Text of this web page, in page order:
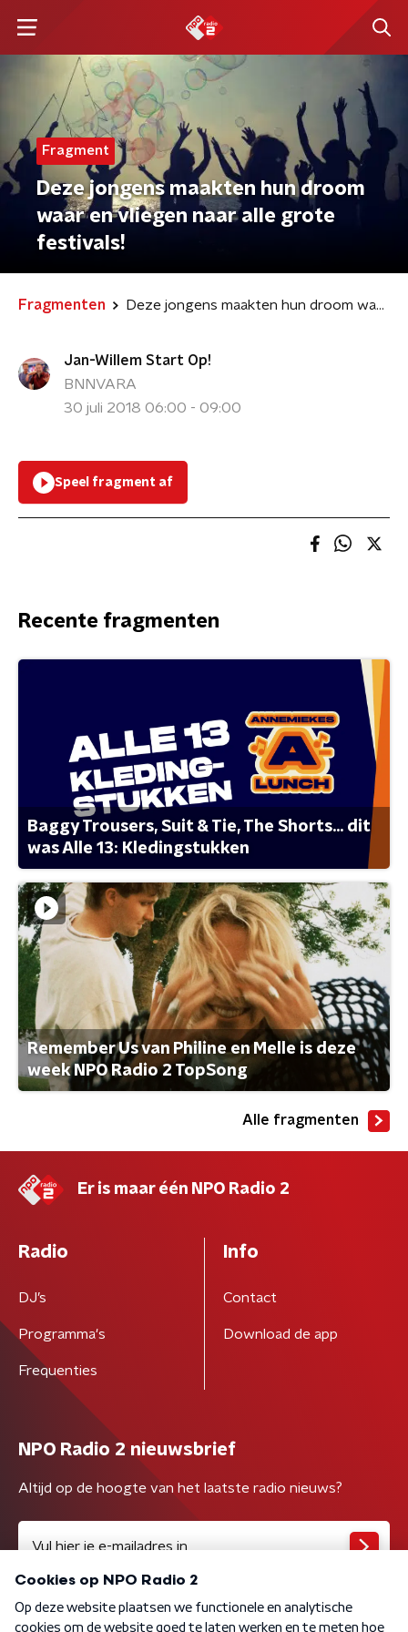
Fragment
Deze jongens maakten hun droom
waar en vliegen naar alle grote
festivals!
Fragmenten Deze jongens maakten hun droom waar en vliegen naar alle grote festivals!
Jan-Willem Start Op!
BNNVARA
30 juli 2018 06:00 - 09:00
Speel fragment af
Recente fragmenten
Baggy Trousers, Suit & Tie, The Shorts... dit
was Alle 13: Kledingstukken
Remember Us van Philine en Melle is deze
week NPO Radio 2 TopSong
Alle fragmenten
Er is maar één NPO Radio 2
Radio
DJ’s
Programma's
Frequenties
Info
Contact
Download de app
NPO Radio 2 nieuwsbrief
Altijd op de hoogte van het laatste radio nieuws?